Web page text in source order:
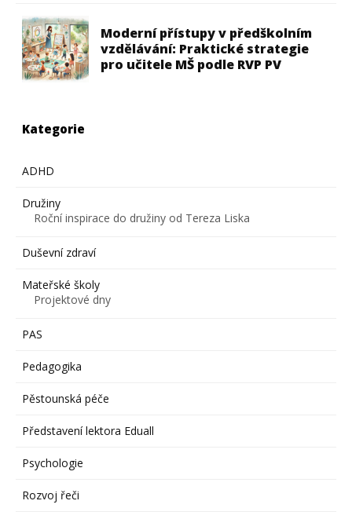
Moderní přístupy v předškolním
vzdělávání: Praktické strategie
pro učitele MŠ podle RVP PV
Kategorie
ADHD
Družiny
Roční inspirace do družiny od Tereza Liska
Duševní zdraví
Mateřské školy
Projektové dny
PAS
Pedagogika
Pěstounská péče
Představení lektora Eduall
Psychologie
Rozvoj řeči